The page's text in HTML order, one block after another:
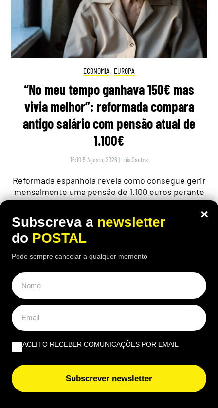
ECONOMIA , EUROPA
“No meu tempo ganhava 150€ mas
vivia melhor”: reformada compara
antigo salário com pensão atual de
1.100€
16:10 5 Agosto, 2026 | Luís Santos
Reformada espanhola revela como consegue gerir
mensalmente uma pensão de 1.100 euros perante
preços cada vez mais elevados
ALGARVE,GASTRONOMIA
×
Subscreva a newsletter
do POSTAL
Pode sempre cancelar a qualquer momento
ACEITO RECEBER COMUNICAÇÕES POR EMAIL
Subscrever newsletter